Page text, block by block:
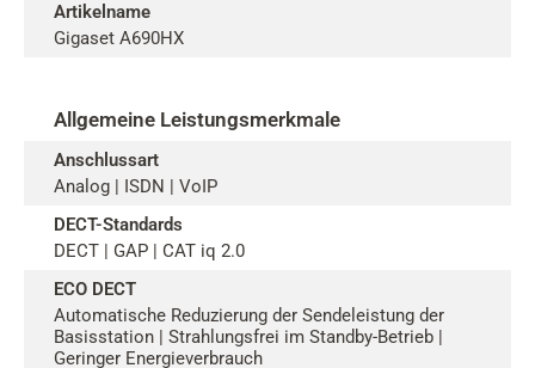
Artikelname
Gigaset A690HX
Allgemeine Leistungsmerkmale
Anschlussart
Analog | ISDN | VoIP
DECT-Standards
DECT | GAP | CAT iq 2.0
ECO DECT
Automatische Reduzierung der Sendeleistung der
Basisstation | Strahlungsfrei im Standby-Betrieb |
Geringer Energieverbrauch